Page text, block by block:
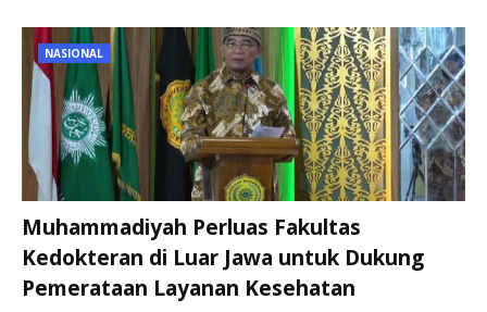
NASIONAL
Muhammadiyah Perluas Fakultas
Kedokteran di Luar Jawa untuk Dukung
Pemerataan Layanan Kesehatan